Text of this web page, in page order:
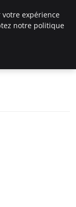
expérience
notre politique